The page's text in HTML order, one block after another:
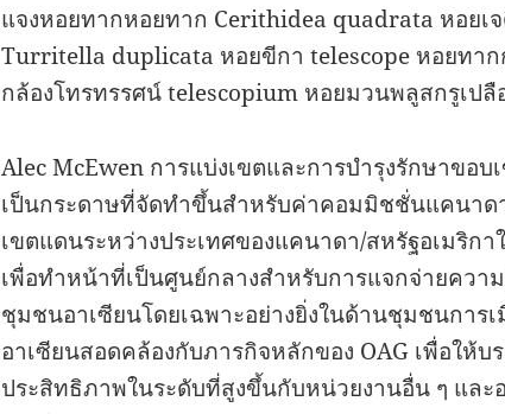
แจงหอยทากหอยทาก Cerithidea quadrata หอย
Turritella duplicata หอยขีกา telescope หอยทาก
กล้องโทรทรรศน์ telescopium หอยมวนพลูสกรูเปลือ
Alec McEwen การแบ่งเขตและการบำรุงรักษาขอบ
เป็นกระดาษที่จัดทำขึ้นสำหรับค่าคอมมิชชั่นแคนาด
เขตแดนระหว่างประเทศของแคนาดา/สหรัฐอเมริก
เพื่อทำหน้าที่เป็นศูนย์กลางสำหรับการแจกจ่ายควา
ชุมชนอาเซียนโดยเฉพาะอย่างยิ่งในด้านชุมชนการ
อาเซียนสอดคล้องกับภารกิจหลักของ OAG เพื่อให้
ประสิทธิภาพในระดับที่สูงขึ้นกับหน่วยงานอื่น ๆ และ